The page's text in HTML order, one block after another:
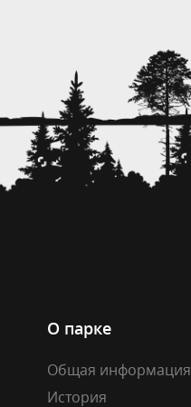
О парке
Общая информация
История